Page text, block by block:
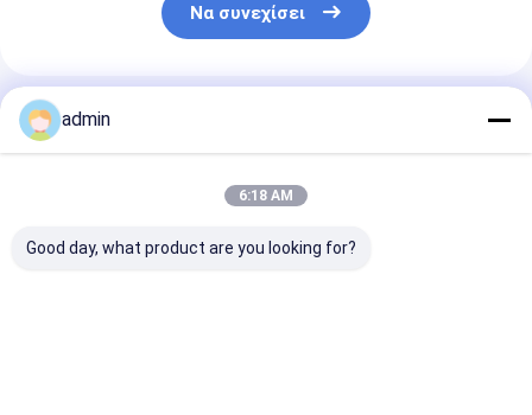
Να συνεχίσει
Συνιστώμενα Προϊόντα
admin
6:18 AM
Good day, what product are you looking for?